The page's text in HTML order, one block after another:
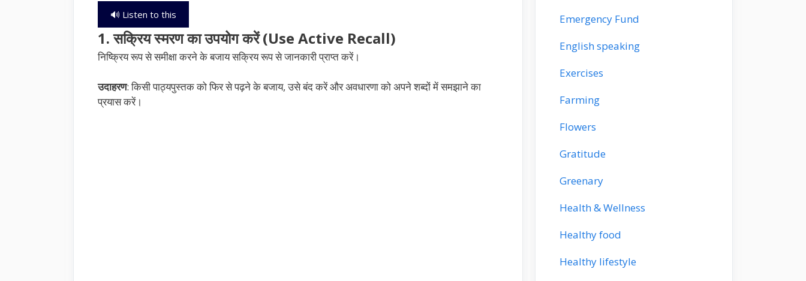
🔊 Listen to this
1. सक्रिय स्मरण का उपयोग करें (Use Active Recall)
निष्क्रिय रूप से समीक्षा करने के बजाय सक्रिय रूप से जानकारी प्राप्त करें।
उदाहरण: किसी पाठ्यपुस्तक को फिर से पढ़ने के बजाय, उसे बंद करें और अवधारणा को अपने शब्दों में समझाने का
प्रयास करें।
Emergency Fund
English speaking
Exercises
Farming
Flowers
Gratitude
Greenary
Health & Wellness
Healthy food
Healthy lifestyle